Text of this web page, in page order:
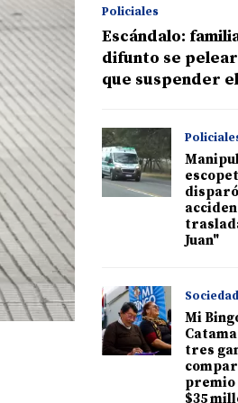
Policiales
Escándalo:
difunto se
que suspender
disparó
Juan"
Sociedad
Mi
tres
premio
$35